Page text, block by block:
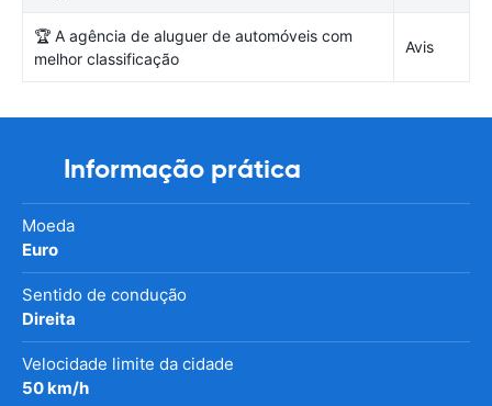
🏆 A agência de aluguer de automóveis com
melhor classificação
Avis
Informação prática
Moeda
Euro
Sentido de condução
Direita
Velocidade limite da cidade
50 km/h